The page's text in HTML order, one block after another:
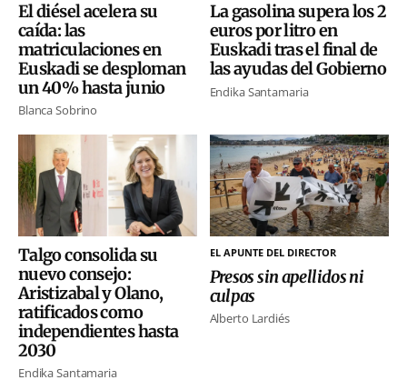
El diésel acelera su
caída: las
matriculaciones en
Euskadi se desploman
un 40% hasta junio
Blanca Sobrino
La gasolina supera los 2
euros por litro en
Euskadi tras el final de
las ayudas del Gobierno
Endika Santamaria
Talgo consolida su
nuevo consejo:
Aristizabal y Olano,
ratificados como
independientes hasta
2030
Endika Santamaria
EL APUNTE DEL DIRECTOR
Presos sin apellidos ni
culpas
Alberto Lardiés